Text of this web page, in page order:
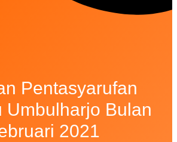
Pentasyarufan
Umbulharjo Bulan
2021